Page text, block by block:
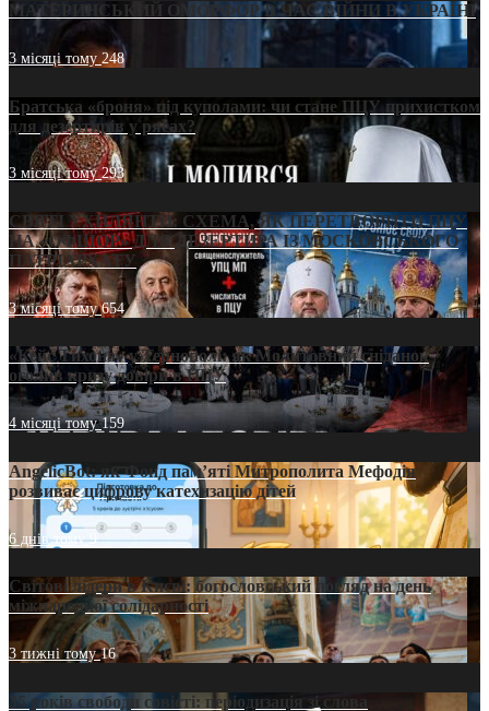
МАТЕРИНСЬКИЙ ОМОРФОР В ЧАС ВІЙНИ В УКРАЇНІ
3 місяці тому248
Братська «броня» під куполами: чи стане ПЦУ прихистком
для дезертирів у рясах?
3 місяці тому293
СВЯТІ УХИЛЯНТИ: СХЕМА, ЯК ПЕРЕТВОРИТИ ПЦУ
НА «ОФШОР» ДЛЯ ДЕЗЕРТИРА ІЗ МОСКОВСЬКОГО
ПАТРІАРХАТУ
3 місяці тому654
«Кейс Тихона» у Тернополі: як Молитовний сніданок
оголив кризу довіри в ПЦУ
4 місяці тому159
AngelicBot: як Фонд пам’яті Митрополита Мефодія
розвиває цифрову катехизацію дітей
6 днів тому9
Світові лідери в Києві: богословський погляд на день
міжнародної солідарності
3 тижні тому16
35 років свободи совісті: періодизація зі слова